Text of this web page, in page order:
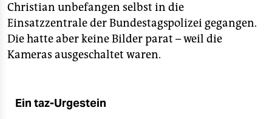
Christian unbefangen selbst in die
Einsatzzentrale der Bundestagspolizei gegangen.
Die hatte aber keine Bilder parat – weil die
Kameras ausgeschaltet waren.
Ein taz-Urgestein